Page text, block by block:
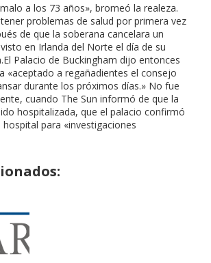
a los 73 años», bromeó la realeza.
problemas de salud por primera vez
de que la soberana cancelara un
en Irlanda del Norte el día de su
Palacio de Buckingham dijo entonces
«aceptado a regañadientes el consejo
durante los próximos días.» No fue
cuando The Sun informó de que la
hospitalizada, que el palacio confirmó
hospital para «investigaciones